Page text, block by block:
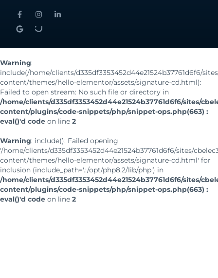
Warning:
include(/home/clients/d335df3353452d44e21524b37761d6f6/
content/themes/hello-elementor/assets/signature-cd.html):
Failed to open stream: No such file or directory in
/home/clients/d335df3353452d44e21524b37761d6f6/sites/
content/plugins/code-snippets/php/snippet-ops.php(663) :
eval()'d code on line 2
Warning: include(): Failed opening
'/home/clients/d335df3353452d44e21524b37761d6f6/sites/
content/themes/hello-elementor/assets/signature-cd.html' for
inclusion (include_path='.:/opt/php8.2/lib/php') in
/home/clients/d335df3353452d44e21524b37761d6f6/sites/
content/plugins/code-snippets/php/snippet-ops.php(663) :
eval()'d code on line 2